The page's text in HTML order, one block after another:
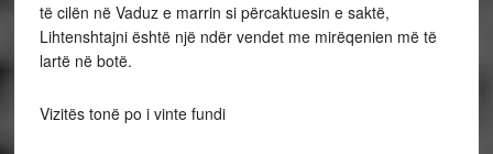
të cilën në Vaduz e marrin si përcaktuesin e saktë,
Lihtenshtajni është një ndër vendet me mirëqenien më të
lartë në botë.
Vizitës tonë po i vinte fundi